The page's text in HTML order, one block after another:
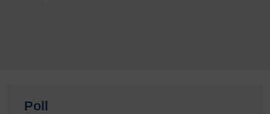
Poll